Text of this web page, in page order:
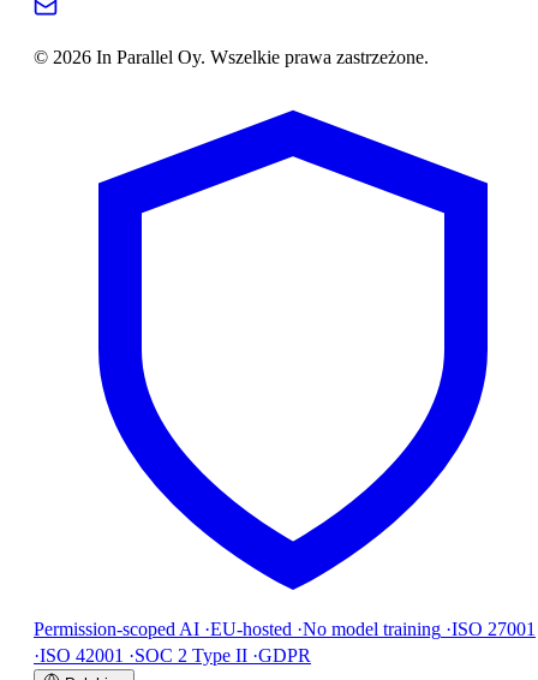
© 2026 In Parallel Oy. Wszelkie prawa zastrzeżone.
Permission-scoped AI ·EU-hosted ·No model training ·ISO 27001
·ISO 42001 ·SOC 2 Type II ·GDPR